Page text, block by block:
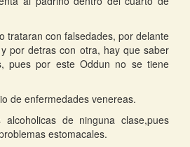
trataran con falsedades, por delante
por detras con otra, hay que saber
pues por este Oddun no se tiene
de enfermedades venereas.
alcoholicas de ninguna clase,pues
estomacales.